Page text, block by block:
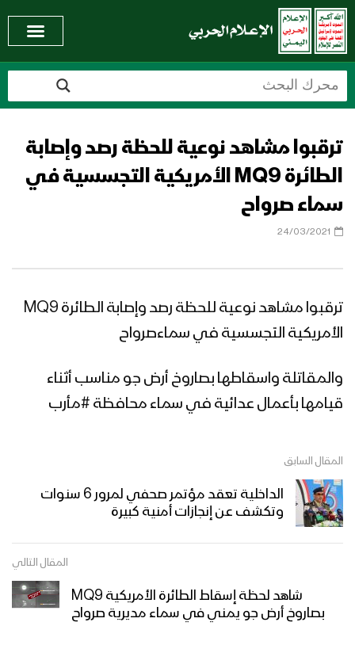
ترقبوا مشاهد نوعية للحظة رصد وإصابة
الطائرة MQ9 الأمريكية التجسسية في
سماء صرواح
24/03/2021
ترقبوا مشاهد نوعية للحظة رصد وإصابة الطائرة MQ9
الأمريكية التجسسية في سماءصرواح
والمقاتلة واسقاطها بصاروخ أرض جو مناسب أثناء
قيامها بأعمال عدائية في سماء محافظة #مأرب
المقال السابق
الداخلية تعقد مؤتمر صحفي لمرور 6 سنوات
وتكشف عن إنجازات أمنية كبيرة
المقال التالي
شاهد لحظة إسقاط الطائرة الأمريكية MQ9
بصاروخ أرض جو يمني في سماء مديرية صرواح